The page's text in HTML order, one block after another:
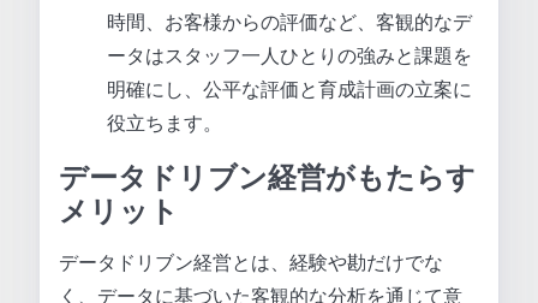
時間、お客様からの評価など、客観的なデ
ータはスタッフ一人ひとりの強みと課題を
明確にし、公平な評価と育成計画の立案に
役立ちます。
データドリブン経営がもたらす
メリット
データドリブン経営とは、経験や勘だけでな
く、データに基づいた客観的な分析を通じて意